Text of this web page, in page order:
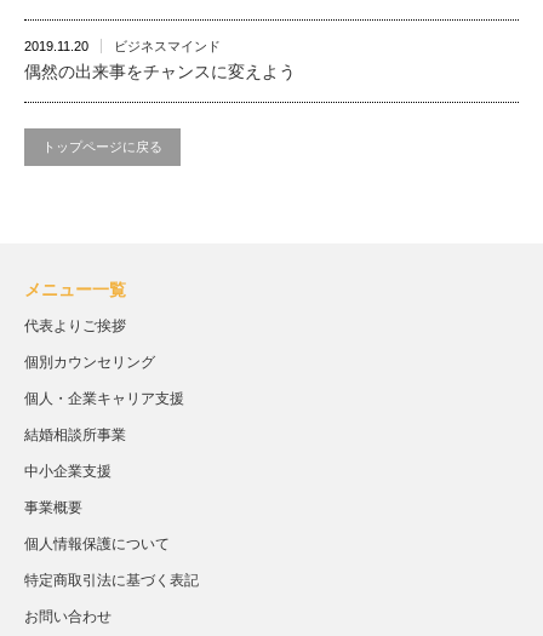
2019.11.20 ビジネスマインド
偶然の出来事をチャンスに変えよう
トップページに戻る
メニュー一覧
代表よりご挨拶
個別カウンセリング
個人・企業キャリア支援
結婚相談所事業
中小企業支援
事業概要
個人情報保護について
特定商取引法に基づく表記
お問い合わせ